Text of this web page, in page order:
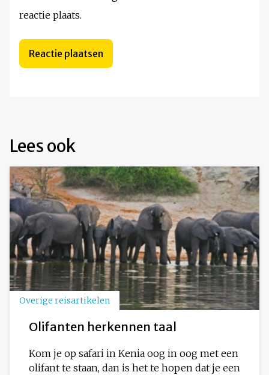
reactie plaats.
Lees ook
Overige reisartikelen
Olifanten herkennen taal
Kom je op safari in Kenia oog in oog met een
olifant te staan, dan is het te hopen dat je een